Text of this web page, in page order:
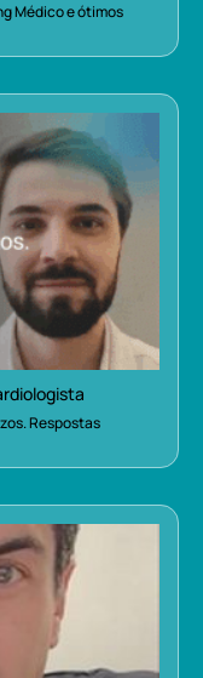
Médico e ótimos
Respostas